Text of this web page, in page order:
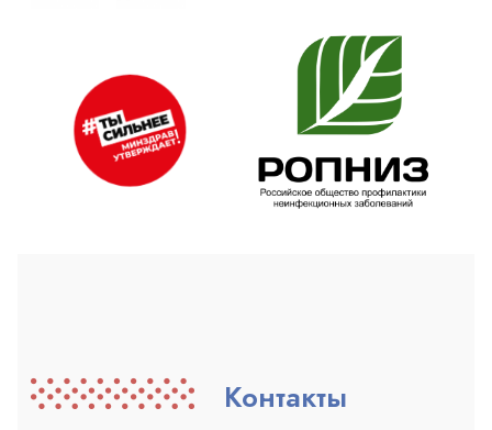
Контакты